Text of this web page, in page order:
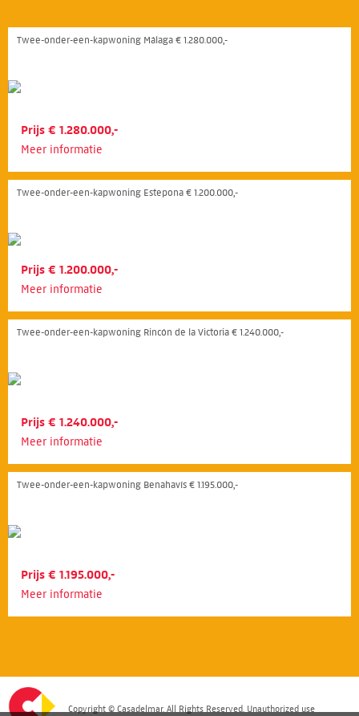
Twee-onder-een-kapwoning Málaga € 1.280.000,-
Prijs € 1.280.000,-
Meer informatie
Twee-onder-een-kapwoning Estepona € 1.200.000,-
Prijs € 1.200.000,-
Meer informatie
Twee-onder-een-kapwoning Rincón de la Victoria € 1.240.000,-
Prijs € 1.240.000,-
Meer informatie
Twee-onder-een-kapwoning Benahavís € 1.195.000,-
Prijs € 1.195.000,-
Meer informatie
Copyright © Casadelmar. All Rights Reserved. Unauthorized use